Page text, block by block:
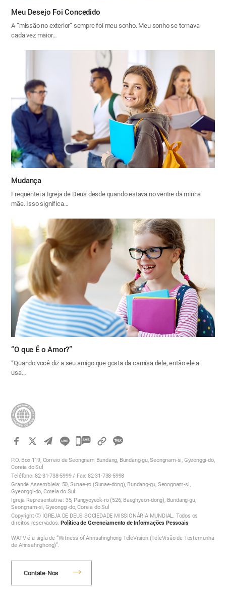
Meu Desejo Foi Concedido
A “missão no exterior” sempre foi meu sonho. Meu sonho se tornava
cada vez maior…
Mudança
Frequentei a Igreja de Deus desde quando estava no ventre da minha
mãe. Isso significa…
“O que É o Amor?”
“Quando você diz a seu amigo que gosta da camisa dele, então ele a
usa…
카
오
톡
공
유
하
기
P.O. Box 119, Correio de Seongnam Bundang, Bundang-gu, Seongnam-si, Gyeonggi-do,
Coreia do Sul
Teléfono: 82-31-738-5999 / Fax: 82-31-738-5998
Grande Assembleia: 50, Sunae-ro (Sunae-dong), Bundang-gu, Seongnam-si,
Gyeonggi-do, Coreia do Sul
Igreja Representativa: 35, Pangyoyeok-ro (526, Baeghyeon-dong), Bundang-gu,
Seongnam-si, Gyeonggi-do, Coreia do Sul
Copyright ⓒ IGREJA DE DEUS SOCIEDADE MISSIONÁRIA MUNDIAL. Todos os
direitos reservados.Política de Gerenciamento de Informações Pessoais
WATV é a sigla de “Witness of Ahnsahnghong TeleVision (TeleVisão de Testemunha
de Ahnsahnghong)”.
Contate-Nos